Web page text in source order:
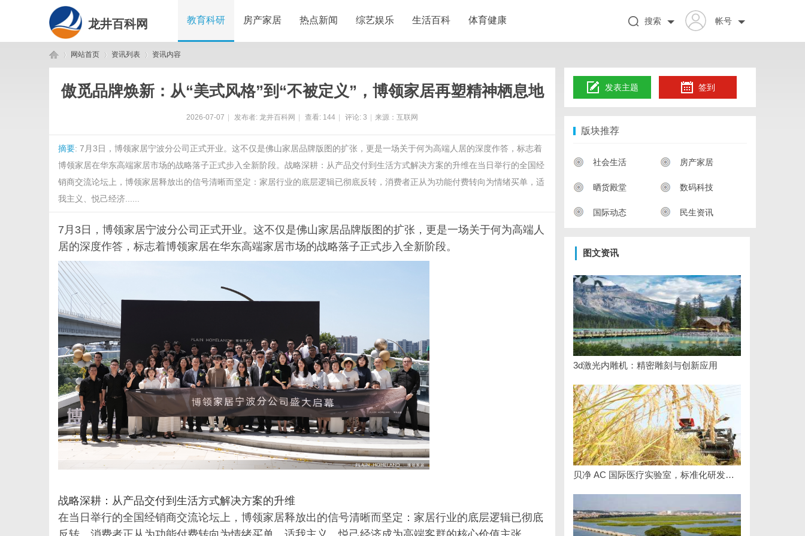
龙井百科网 教育科研 房产家居 热点新闻 综艺娱乐 生活百科 体育健康 帐号
搜索
网站首页 资讯列表 资讯内容
傲觅品牌焕新：从“美式风格”到“不被定义”，博领家居再塑精神栖息地
2026-07-07 发布者: 龙井百科网 查看: 144 评论: 3 来源：互联网
摘要: 7月3日，博领家居宁波分公司正式开业。这不仅是佛山家居品牌版图的扩张，更是一场关于何为高端人居的深度作答，标志着
博领家居在华东高端家居市场的战略落子正式步入全新阶段。战略深耕：从产品交付到生活方式解决方案的升维在当日举行的全国经
销商交流论坛上，博领家居释放出的信号清晰而坚定：家居行业的底层逻辑已彻底反转，消费者正从为功能付费转向为情绪买单，适
我主义、悦己经济......
7月3日，博领家居宁波分公司正式开业。这不仅是佛山家居品牌版图的扩张，更是一场关于何为高端人
居的深度作答，标志着博领家居在华东高端家居市场的战略落子正式步入全新阶段。
战略深耕：从产品交付到生活方式解决方案的升维
在当日举行的全国经销商交流论坛上，博领家居释放出的信号清晰而坚定：家居行业的底层逻辑已彻底
发表主题 签到
版块推荐
社会生活 房产家居
晒货殿堂 数码科技
国际动态 民生资讯
图文资讯
3d激光内雕机：精密雕刻与创新应用
贝净 AC 国际医疗实验室，标准化研发体系全解析